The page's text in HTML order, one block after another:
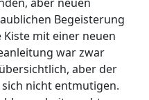
Begeisterung
mit einer neuen
war zwar
aber der
nicht entmutigen.